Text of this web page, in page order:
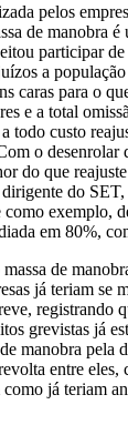
pelos
de manobra
participar
a
caras para o
e a total
todo custo
o desenrolar
do que
do
exemplo,
em 80%,
de
já teriam se
registrando
grevistas já
manobra pela
entre eles,
já teriam